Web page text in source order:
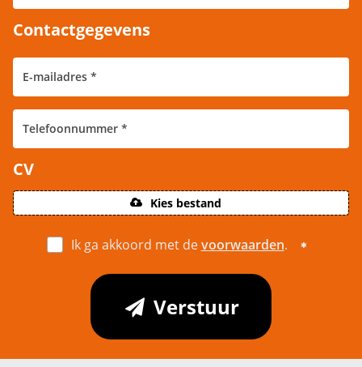
Contactgegevens
CV
Kies bestand
Ik ga akkoord met devoorwaarden.
Verstuur